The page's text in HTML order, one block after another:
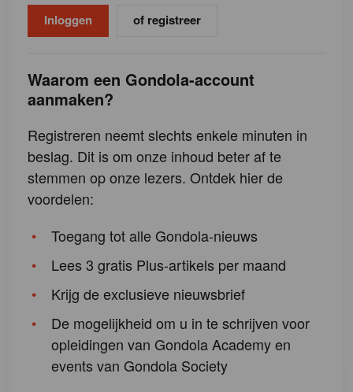
of registreer
Waarom een Gondola-account
aanmaken?
Registreren neemt slechts enkele minuten in
beslag. Dit is om onze inhoud beter af te
stemmen op onze lezers. Ontdek hier de
voordelen:
Toegang tot alle Gondola-nieuws
Lees 3 gratis Plus-artikels per maand
Krijg de exclusieve nieuwsbrief
De mogelijkheid om u in te schrijven voor
opleidingen van Gondola Academy en
events van Gondola Society